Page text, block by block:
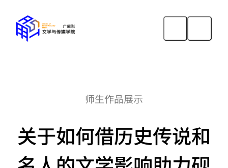
师生作品展示
关于如何借历史传说和